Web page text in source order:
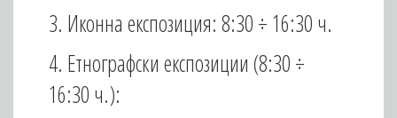
3. Иконна експозиция: 8:30 ÷ 16:30 ч.
4. Етнографски експозиции (8:30 ÷
16:30 ч.):